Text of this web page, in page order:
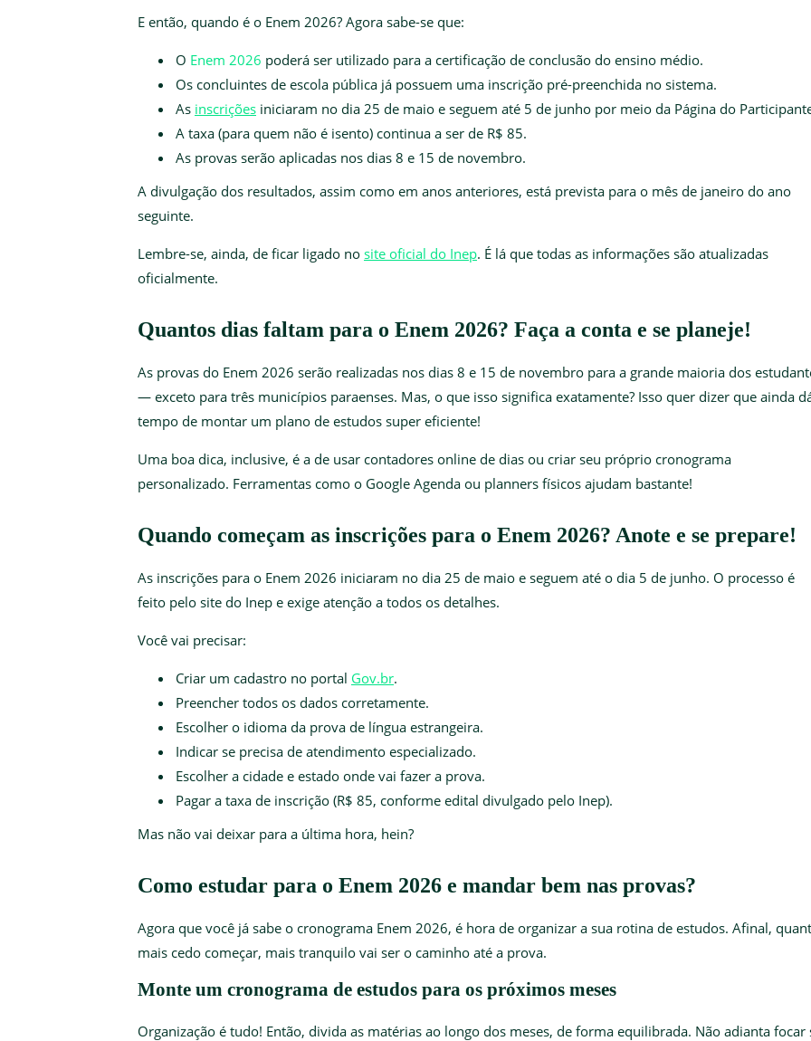
E então, quando é o Enem 2026? Agora sabe-se que:
O Enem 2026 poderá ser utilizado para a certificação de conclusão do ensino médio.
Os concluintes de escola pública já possuem uma inscrição pré-preenchida no sistema.
As inscrições iniciaram no dia 25 de maio e seguem até 5 de junho por meio da Página do
A taxa (para quem não é isento) continua a ser de R$ 85.
As provas serão aplicadas nos dias 8 e 15 de novembro.
A divulgação dos resultados, assim como em anos anteriores, está prevista para o mês de janeiro do ano
seguinte.
Lembre-se, ainda, de ficar ligado no site oficial do Inep. É lá que todas as informações são atualizadas
oficialmente.
Quantos dias faltam para o Enem 2026? Faça a conta e se planeje!
As provas do Enem 2026 serão realizadas nos dias 8 e 15 de novembro para a grande maioria dos
— exceto para três municípios paraenses. Mas, o que isso significa exatamente? Isso quer dizer que ainda
tempo de montar um plano de estudos super eficiente!
Uma boa dica, inclusive, é a de usar contadores online de dias ou criar seu próprio cronograma
personalizado. Ferramentas como o Google Agenda ou planners físicos ajudam bastante!
Quando começam as inscrições para o Enem 2026? Anote e se prepare!
As inscrições para o Enem 2026 iniciaram no dia 25 de maio e seguem até o dia 5 de junho. O processo é
feito pelo site do Inep e exige atenção a todos os detalhes.
Você vai precisar:
Criar um cadastro no portal Gov.br.
Preencher todos os dados corretamente.
Escolher o idioma da prova de língua estrangeira.
Indicar se precisa de atendimento especializado.
Escolher a cidade e estado onde vai fazer a prova.
Pagar a taxa de inscrição (R$ 85, conforme edital divulgado pelo Inep).
Mas não vai deixar para a última hora, hein?
Como estudar para o Enem 2026 e mandar bem nas provas?
Agora que você já sabe o cronograma Enem 2026, é hora de organizar a sua rotina de estudos. Afinal,
mais cedo começar, mais tranquilo vai ser o caminho até a prova.
Monte um cronograma de estudos para os próximos meses
Organização é tudo! Então, divida as matérias ao longo dos meses, de forma equilibrada. Não adianta focar